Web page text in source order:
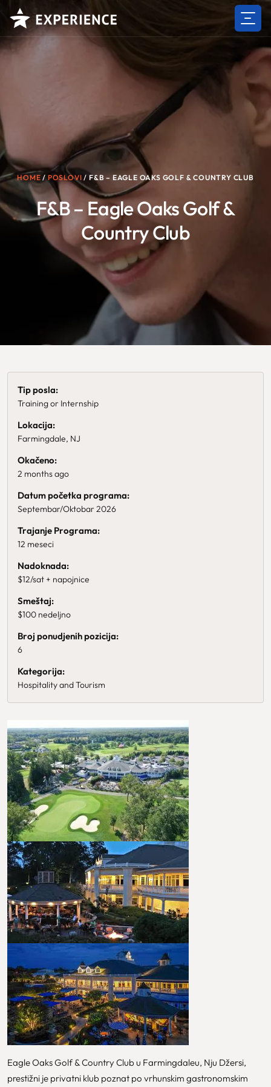
content
HOME /POSLOVI / F&B – EAGLE OAKS GOLF & COUNTRY CLUB
F&B – Eagle Oaks Golf &
Country Club
Tip posla:
Training or Internship
Lokacija:
Farmingdale, NJ
Okačeno:
2 months ago
Datum početka programa:
Septembar/Oktobar 2026
Trajanje Programa:
12 meseci
Nadoknada:
$12/sat + napojnice
Smeštaj:
$100 nedeljno
Broj ponudjenih pozicija:
6
Kategorija:
Hospitality and Tourism
Eagle Oaks Golf & Country Club u Farmingdaleu, Nju Džersi,
prestižni je privatni klub poznat po vrhunskim gastronomskim